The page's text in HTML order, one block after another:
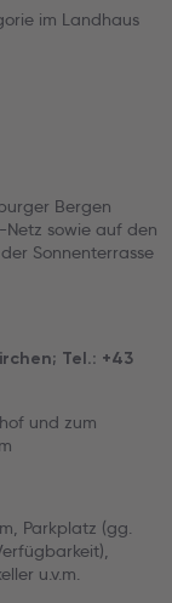
im Landhaus
Bergen
Netz sowie auf den
Sonnenterrasse
Tel.: +43
und zum
Parkplatz (gg.
u.v.m.